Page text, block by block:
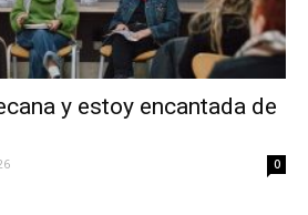
y estoy encantada de
0